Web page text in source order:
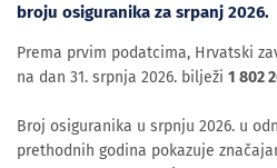
broju osiguranika za srpanj 2026.
Prema prvim podatcima, Hrvatski
na dan 31. srpnja 2026. bilježi 1 802
Broj osiguranika u srpnju 2026. u
prethodnih godina pokazuje